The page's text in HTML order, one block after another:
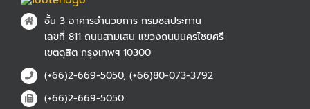
ชั้น 3 อาคารอำนวยการ กรมชลประทาน
เลขที่ 811 ถนนสามเสน แขวงถนนนครไชยศรี
เขตดุสิต กรุงเทพฯ 10300
(+66)2-669-5050, (+66)80-073-3792
(+66)2-669-5050